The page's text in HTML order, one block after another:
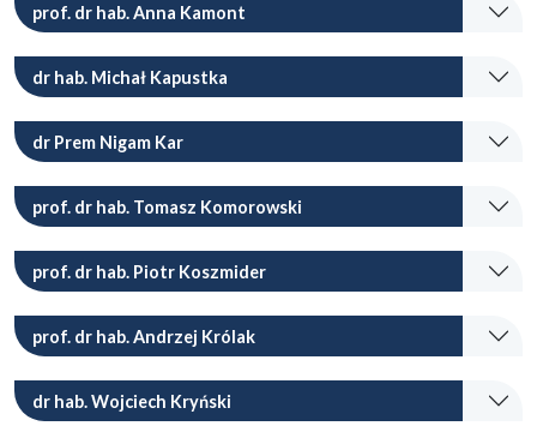
prof. dr hab. Anna Kamont
dr hab. Michał Kapustka
dr Prem Nigam Kar
prof. dr hab. Tomasz Komorowski
prof. dr hab. Piotr Koszmider
prof. dr hab. Andrzej Królak
dr hab. Wojciech Kryński